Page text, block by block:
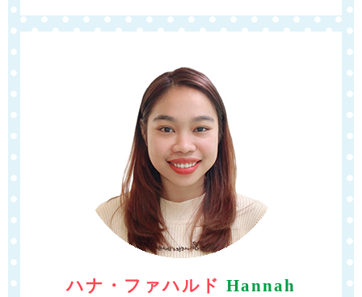
ハナ・ファハルド Hannah